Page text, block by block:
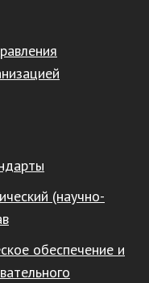
(научно-
обеспечение и